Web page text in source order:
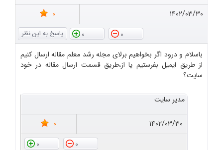
۱۴۰۲/۰۳/۳۰
0
0
0
باسلام و درود اگر بخواهیم برلای مجله رشد معلم مقاله ارسال کنیم
از طریق ایمیل بفرستیم یا از،طریق قسمت ارسال مقاله در خود
سایت؟
مدیر سایت
۱۴۰۲/۰۳/۳۰
0
0
0